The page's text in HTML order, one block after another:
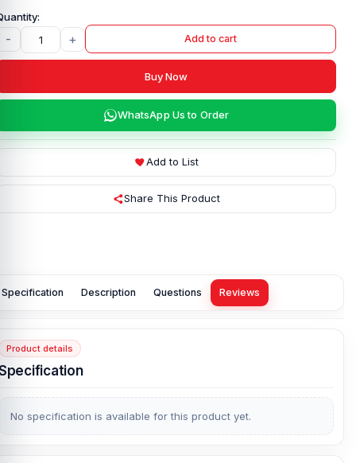
- + Add to cart
Buy Now
WhatsApp Us to Order
Add to List
Share This Product
Specification Description Questions Reviews
Product details
No specification is available for this product yet.